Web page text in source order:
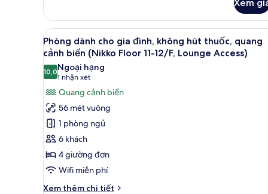
11-
12/F,
Lounge
Access)
Phòng
Tiêu
chuẩn,
không
hút
thuốc,
ban
công
(Nikko
Floor
11-
12/F,
Access)
Xem
Xem
tất
cả
ảnh
Phòng
dành
cho
gia
đình,
không
hút
thuốc,
Phòng dành cho gia đình,
17
Phòng dành cho gia đình, không hút thuốc, quang
cảnh biển (Nikko Floor 11-12/F, Lounge Access)
10,010,0 trên 10
Ngoại hạng
1 nhận xét
(1
nhận
xét)
Quang cảnh biển
56 mét vuông
1 phòng ngủ
6 khách
4 giường đơn
Wifi miễn phí
Xem thêm chi tiết
Chi